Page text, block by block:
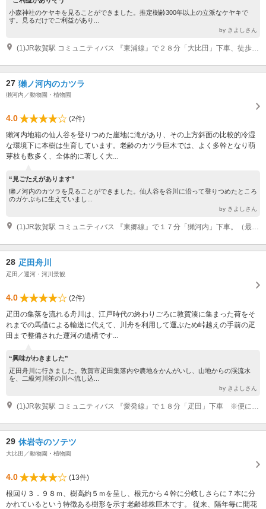
小森神社のケヤキを見ることができました。推定樹齢300年以上の立派なケヤキで
す。見るだけでご利益があり...
by きよしさん
27 獺ノ河内のカツラ
獺河内／動物園・植物園
4.0
(2件)
獺河内地籍の仙人谷を登りつめた崖地に滝があり、その上方斜面の比較的冷湿
な環境下に本樹は生育しています。老齢のカツラ巨木では、よく多幹となり萌
芽枝も数多く、全体的に著しく大...
“見ごたえがあります”
獺ノ河内のカツラを見ることができました。仙人谷を谷川に沿って登りつめたところ
のガケぶちに生えていまし...
by きよしさん
(1)JR敦賀駅 コミュニティバス 『東郷線』で１７分「獺河内」下車。（最大２８分）予約制バスのため事前予約が必要です。予約専用電話番号 ０７７０-２４-３５５５ （毎日 午前８時から午後５時 発車時刻の１週間前から１時間前までに 電話してください。） 北陸自動車道・敦賀IC 車 15分
28 疋田舟川
疋田／運河・河川景観
4.0
(2件)
疋田の集落を流れる舟川は、江戸時代の終わりごろに敦賀湊に集まった荷をそ
れまでの馬借による輸送に代えて、川舟を利用して運ぶため峠越えの手前の疋
田まで整備された運河の遺構です...
“興味がわきました”
疋田舟川に行きました。敦賀市疋田集落内や農地をかんがいし、山地からの渓流水
を、二級河川笙の川へ流し込...
by きよしさん
(1)JR敦賀駅 コミュニティバス 『愛発線』で１８分「疋田」下車 ※便によって所要時間が変わります。（最大２５分） 北陸自動車道・敦賀IC 車 15分
29 休岩寺のソテツ
大比田／動物園・植物園
4.0
(13件)
根回り３．９８ｍ、樹高約５ｍを呈し、根元から４幹に分岐しさらに７本に分
かれているという特徴ある樹形を示す老齢雄株巨木です。 従来、隔年毎に開花